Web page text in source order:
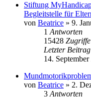
Stiftung
Begleitstelle für
von Beatrice » 9.
1 Antworten
15428 Zugriffe
Letzter Beitrag
14.
von Beatrice » 2.
3 Antworten